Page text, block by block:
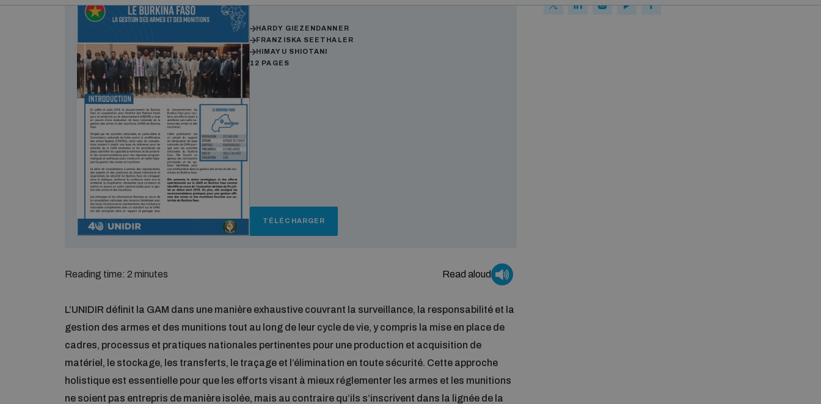
HARDY GIEZENDANNER
FRANZISKA SEETHALER
HIMAYU SHIOTANI
12 PAGES
TÉLÉCHARGER
Reading time: 2 minutes Read aloud
L’UNIDIR définit la GAM dans une manière exhaustive couvrant la surveillance, la responsabilité et la
gestion des armes et des munitions tout au long de leur cycle de vie, y compris la mise en place de
cadres, processus et pratiques nationales pertinentes pour une production et acquisition de
matériel, le stockage, les transferts, le traçage et l’élimination en toute sécurité. Cette approche
holistique est essentielle pour que les efforts visant à mieux réglementer les armes et les munitions
ne soient pas entrepris de manière isolée, mais au contraire qu’ils s’inscrivent dans la lignée de la